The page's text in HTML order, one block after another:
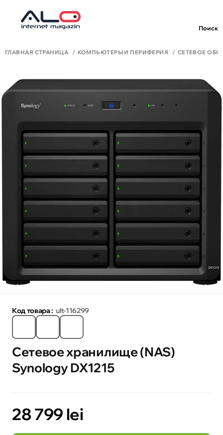
Поиск
ГЛАВНАЯ СТРАНИЦА КОМПЬЮТЕРЫ И ПЕРИФЕРИЯ СЕТЕВОЕ
Код товара : ult-116299
Сетевое хранилище (NAS)
Synology DX1215
28 799 lei